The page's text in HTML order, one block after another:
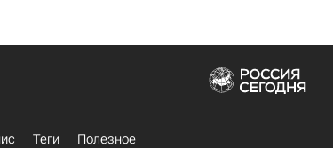
Теги
Полезное